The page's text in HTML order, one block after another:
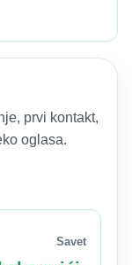
prvi kontakt,
oglasa.
Savet